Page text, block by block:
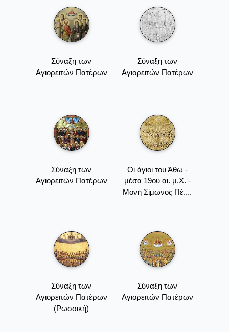
Σύναξη των
Αγιορειτών Πατέρων
Σύναξη των
Αγιορειτών Πατέρων
Σύναξη των
Αγιορειτών Πατέρων
Oι άγιοι του Άθω -
μέσα 19ου αι. μ.Χ. -
Mονή Σίμωνος Πέ....
Σύναξη των
Αγιορειτών Πατέρων
(Ρωσσική)
Σύναξη των
Αγιορειτών Πατέρων